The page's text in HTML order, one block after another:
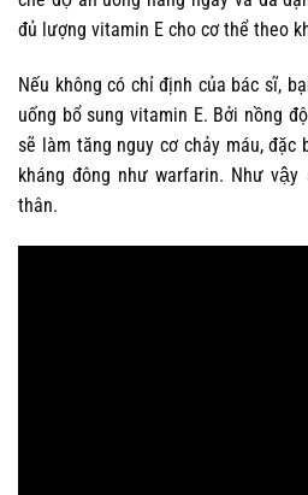
đủ lượng vitamin E cho cơ thể theo
Nếu không có chỉ định của bác sĩ,
uống bổ sung vitamin E. Bởi nồng
sẽ làm tăng nguy cơ chảy máu, đặc
kháng đông như warfarin. Như
thân.